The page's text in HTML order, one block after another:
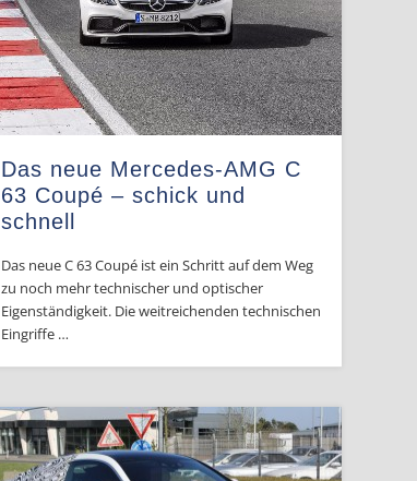
Das neue Mercedes-AMG C
63 Coupé – schick und
schnell
Das neue C 63 Coupé ist ein Schritt auf dem Weg
zu noch mehr technischer und optischer
Eigenständigkeit. Die weitreichenden technischen
Eingriffe …